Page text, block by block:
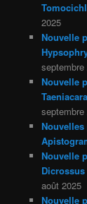
2025
Nouvelle
septembre
Nouvelle
septembre
Nouvelle
août 2025
Nouvelle